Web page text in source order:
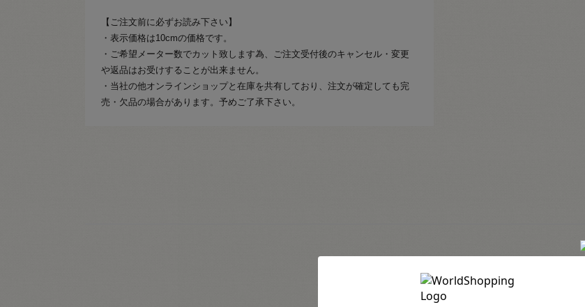
【ご注文前に必ずお読み下さい】
・表示価格は10cmの価格です。
・ご希望メーター数でカット致します為、ご注文受付後のキャンセル・変更
や返品はお受けすることが出来ません。
・当社の他オンラインショップと在庫を共有しており、注文が確定しても完
売・欠品の場合があります。予めご了承下さい。